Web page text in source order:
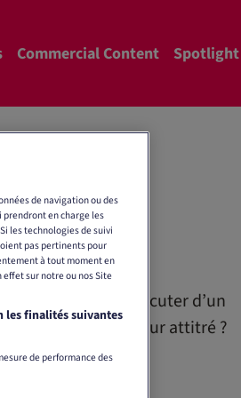
Commercial Content Spotlight
ou souhaitez discuter d’un
d’interlocuteur attitré ?
de navigation ou des
en charge les
les technologies de suivi
pas pertinents pour
à tout moment en
effet sur notre ou nos Site
les finalités suivantes
de performance des